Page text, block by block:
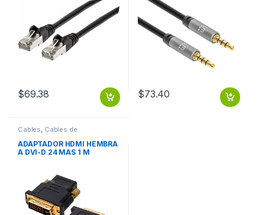
$69.38 $73.40
Cables Cables de
Computadora
ADAPTADOR HDMI HEMBRA
A DVI-D 24 MAS 1 M